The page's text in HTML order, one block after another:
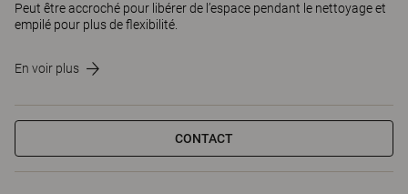
Peut être accroché pour libérer de l’espace pendant le nettoyage et
empilé pour plus de flexibilité.
En voir plus
CONTACT